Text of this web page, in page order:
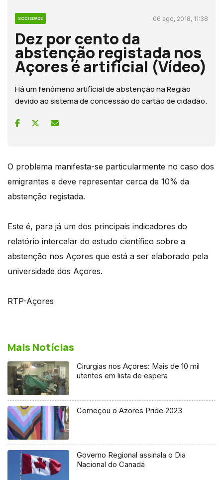
SOCIEDADE 06 ago, 2018, 11:38
Dez por cento da
abstenção registada nos
Açores é artificial (Vídeo)
Há um fenómeno artificial de abstenção na Região
devido ao sistema de concessão do cartão de cidadão.
O problema manifesta-se particularmente no caso dos
emigrantes e deve representar cerca de 10% da
abstenção registada.
Este é, para já um dos principais indicadores do
relatório intercalar do estudo científico sobre a
abstenção nos Açores que está a ser elaborado pela
universidade dos Açores.
RTP-Açores
Mais Notícias
Cirurgias nos Açores: Mais de 10 mil
utentes em lista de espera
Começou o Azores Pride 2023
Governo Regional assinala o Dia
Nacional do Canadá